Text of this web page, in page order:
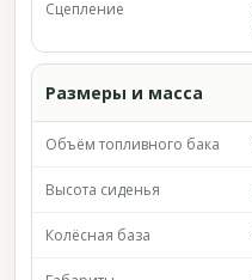
Сцепление
Размеры и масса
Объём топливного бака
Высота сиденья
Колёсная база